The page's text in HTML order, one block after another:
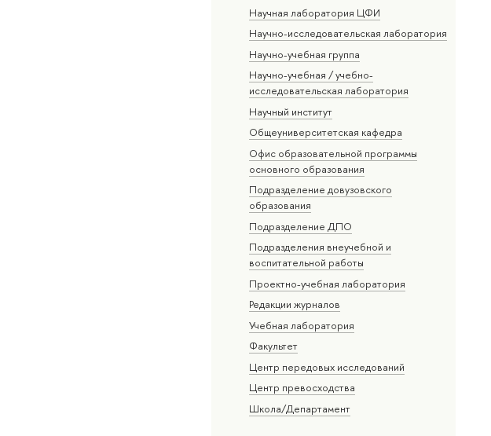
Научная лаборатория ЦФИ
Научно-исследовательская лаборатория
Научно-учебная группа
Научно-учебная / учебно-
исследовательская лаборатория
Научный институт
Общеуниверситетская кафедра
Офис образовательной программы
основного образования
Подразделение довузовского
образования
Подразделение ДПО
Подразделения внеучебной и
воспитательной работы
Проектно-учебная лаборатория
Редакции журналов
Учебная лаборатория
Факультет
Центр передовых исследований
Центр превосходства
Школа/Департамент